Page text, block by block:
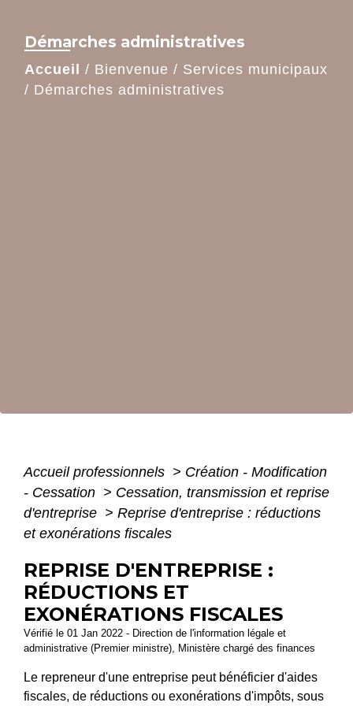
Démarches administratives
Accueil / Bienvenue / Services municipaux
/ Démarches administratives
Accueil professionnels > Création - Modification
- Cessation > Cessation, transmission et reprise
d'entreprise > Reprise d'entreprise : réductions
et exonérations fiscales
REPRISE D'ENTREPRISE :
RÉDUCTIONS ET
EXONÉRATIONS FISCALES
Vérifié le 01 Jan 2022 - Direction de l'information légale et
administrative (Premier ministre), Ministère chargé des finances
Le repreneur d'une entreprise peut bénéficier d'aides
fiscales, de réductions ou exonérations d'impôts, sous